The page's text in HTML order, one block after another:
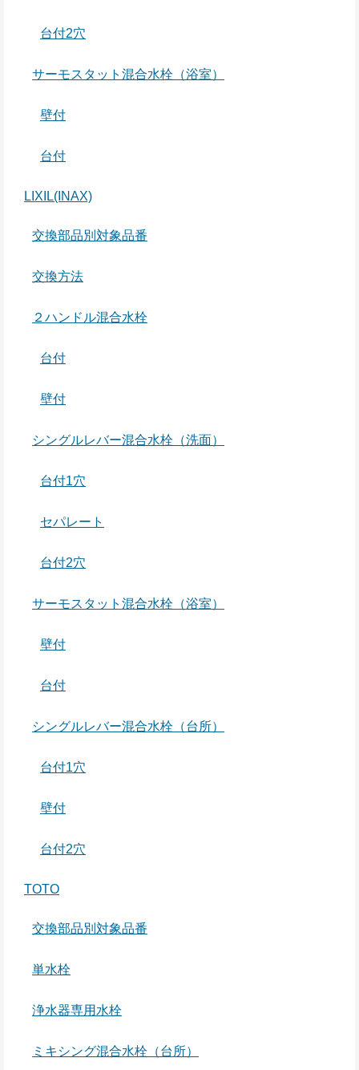
台付2穴
サーモスタット混合水栓（浴室）
壁付
台付
LIXIL(INAX)
交換部品別対象品番
交換方法
２ハンドル混合水栓
台付
壁付
シングルレバー混合水栓（洗面）
台付1穴
セパレート
台付2穴
サーモスタット混合水栓（浴室）
壁付
台付
シングルレバー混合水栓（台所）
台付1穴
壁付
台付2穴
TOTO
交換部品別対象品番
単水栓
浄水器専用水栓
ミキシング混合水栓（台所）